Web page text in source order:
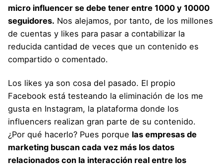
micro influencer se debe tener entre 1000 y 10000
seguidores. Nos alejamos, por tanto, de los millones
de cuentas y likes para pasar a contabilizar la
reducida cantidad de veces que un contenido es
compartido o comentado.
Los likes ya son cosa del pasado. El propio
Facebook está testeando la eliminación de los me
gusta en Instagram, la plataforma donde los
influencers realizan gran parte de su contenido.
¿Por qué hacerlo? Pues porque las empresas de
marketing buscan cada vez más los datos
relacionados con la interacción real entre los